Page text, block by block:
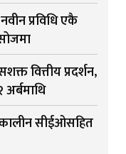
प्रविधि एकै
वित्तीय प्रदर्शन,
सीईओसहित